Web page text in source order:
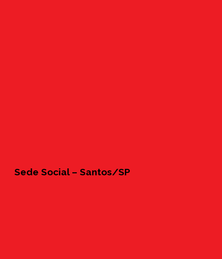
Sede Social – Santos/SP